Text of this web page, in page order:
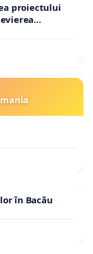
proiectului
în Bacău